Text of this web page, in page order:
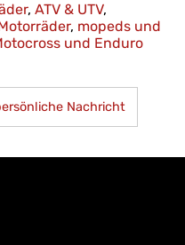
, ATV & UTV,
, mopeds und
und Enduro
Nachricht